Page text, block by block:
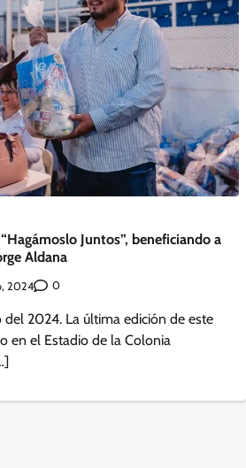
Juntos”, beneficiando a
Aldana
2024 0
2024. La última edición de este
en el Estadio de la Colonia